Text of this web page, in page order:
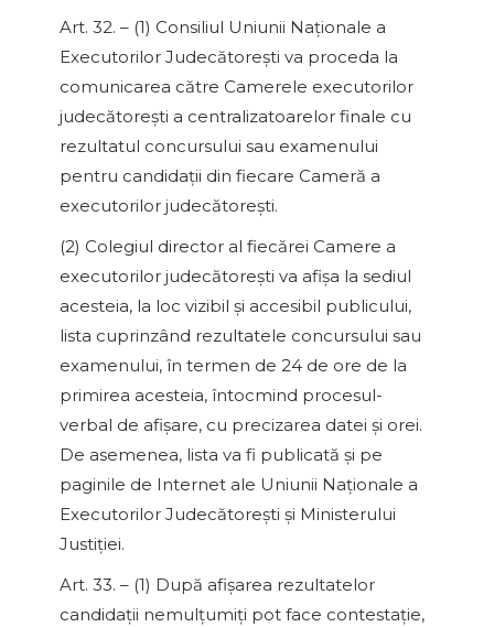
Art. 32. – (1) Consiliul Uniunii Naţionale a
Executorilor Judecătoreşti va proceda la
comunicarea către Camerele executorilor
judecătoreşti a centralizatoarelor finale cu
rezultatul concursului sau examenului
pentru candidaţii din fiecare Cameră a
executorilor judecătoreşti.
(2) Colegiul director al fiecărei Camere a
executorilor judecătoreşti va afişa la sediul
acesteia, la loc vizibil şi accesibil publicului,
lista cuprinzând rezultatele concursului sau
examenului, în termen de 24 de ore de la
primirea acesteia, întocmind procesul-
verbal de afişare, cu precizarea datei şi orei.
De asemenea, lista va fi publicată şi pe
paginile de Internet ale Uniunii Naţionale a
Executorilor Judecătoreşti şi Ministerului
Justiţiei.
Art. 33. – (1) După afişarea rezultatelor
candidaţii nemulţumiţi pot face contestaţie,